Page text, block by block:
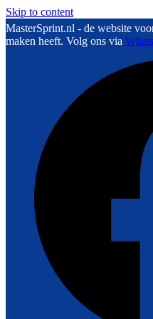
Skip to content
MasterSprint.nl - de website
maken heeft. Volg ons via